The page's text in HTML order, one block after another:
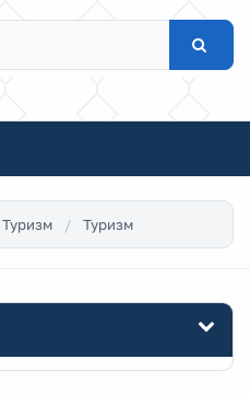
Туризм Туризм